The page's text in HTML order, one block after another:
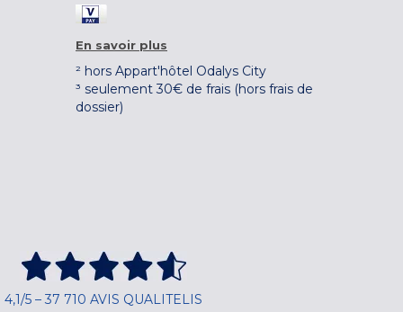
En savoir plus
² hors Appart'hôtel Odalys City
³ seulement 30€ de frais (hors frais de
dossier)
4,1/5 – 37 710 AVIS QUALITELIS